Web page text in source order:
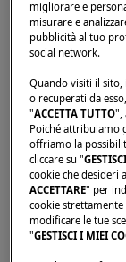
Martinica
post-
l'azienda è
sempre
nella scelta
Dalla
migliorare e
misurare e
pubblicità al tuo
social network.
Quando visiti il sito,
o recuperati da
"ACCETTA TUTTO",
Poiché attribuiamo
offriamo la
cliccare su "
cookie che desideri
ACCETTARE" per
cookie strettamente
modificare le tue
"GESTISCI I MIEI